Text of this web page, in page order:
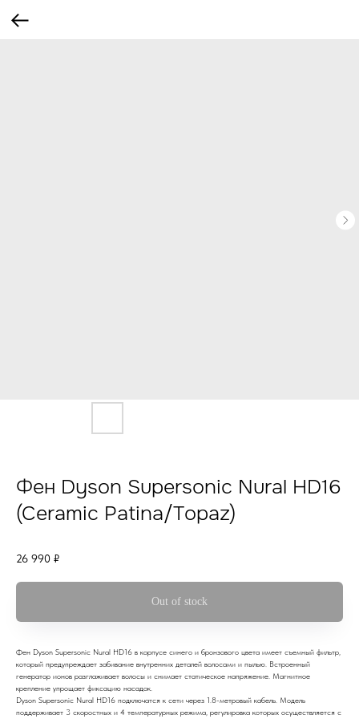
Фен Dyson Supersonic Nural HD16
(Ceramic Patina/Topaz)
26 990 ₽
Out of stock
Фен Dyson Supersonic Nural HD16 в корпусе синего и бронзового цвета имеет съемный фильтр,
который предупреждает забивание внутренних деталей волосами и пылью. Встроенный
генератор ионов разглаживает волосы и снимает статическое напряжение. Магнитное
крепление упрощает фиксацию насадок.
Dyson Supersonic Nural HD16 подключатся к сети через 1.8-метровый кабель. Модель
поддерживает 3 скоростных и 4 температурных режима, регулировка которых осуществляется с